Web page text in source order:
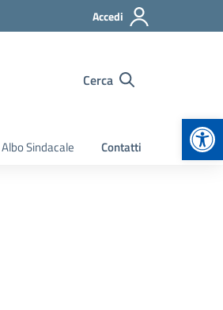
Accedi
Cerca
Albo Sindacale Contatti